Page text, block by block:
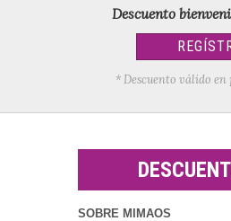
Descuento
* Descuento válido en
SOBRE MIMAOS